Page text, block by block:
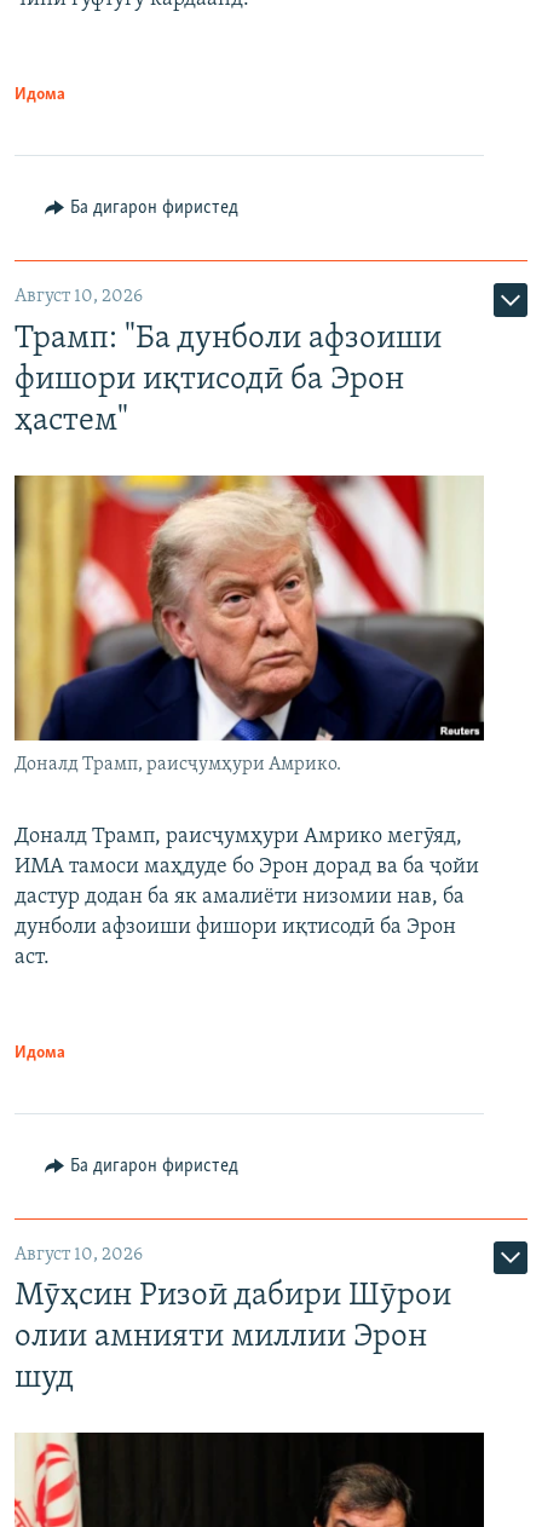
Идома
Ба дигарон фиристед
Август 10, 2026
Трамп: "Ба дунболи афзоиши
фишори иқтисодӣ ба Эрон
ҳастем"
Доналд Трамп, раисҷумҳури Амрико.
Доналд Трамп, раисҷумҳури Амрико мегӯяд,
ИМА тамоси маҳдуде бо Эрон дорад ва ба ҷойи
дастур додан ба як амалиёти низомии нав, ба
дунболи афзоиши фишори иқтисодӣ ба Эрон
аст.
Идома
Ба дигарон фиристед
Август 10, 2026
Мӯҳсин Ризоӣ дабири Шӯрои
олии амнияти миллии Эрон
шуд